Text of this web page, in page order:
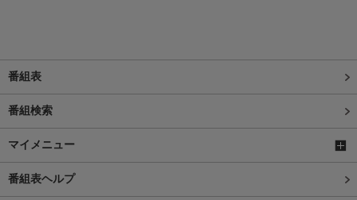
番組表
番組検索
マイメニュー
番組表ヘルプ